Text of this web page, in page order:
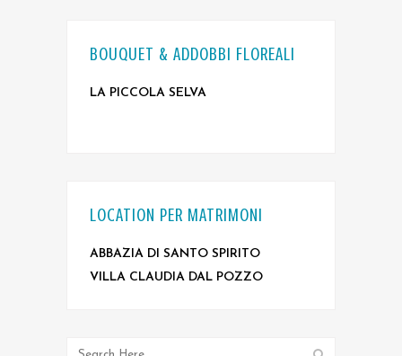
BOUQUET & ADDOBBI FLOREALI
LA PICCOLA SELVA
LOCATION PER MATRIMONI
ABBAZIA DI SANTO SPIRITO
VILLA CLAUDIA DAL POZZO